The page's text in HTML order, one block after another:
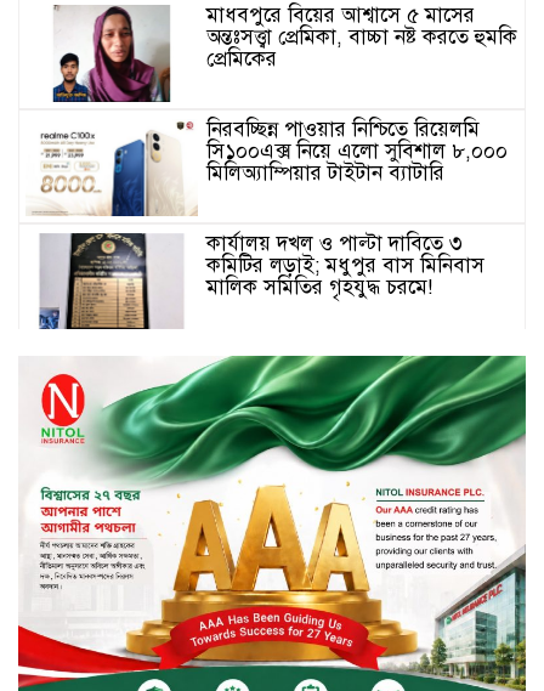
মাধবপুরে বিয়ের আশ্বাসে ৫ মাসের
অন্তঃসত্ত্বা প্রেমিকা, বাচ্চা নষ্ট করতে হুমকি
প্রেমিকের
নিরবচ্ছিন্ন পাওয়ার নিশ্চিতে রিয়েলমি
সি১০০এক্স নিয়ে এলো সুবিশাল ৮,০০০
মিলিঅ্যাম্পিয়ার টাইটান ব্যাটারি
কার্যালয় দখল ও পাল্টা দাবিতে ৩
কমিটির লড়াই; মধুপুর বাস মিনিবাস
মালিক সমিতির গৃহযুদ্ধ চরমে!
এসএসসি-সমমানের ফলে কমল পাসের
হার, জিপিএ-৫ও কমেছে
এসএসসি ও সমমানের ফল প্রকাশ,
পাসের হার ৬২.২৫ শতাংশ
দেশের তিন গ্রামকে ‘এসডিজি ভিলেজ’
ঘোষণা করলেন প্রধানমন্ত্রী